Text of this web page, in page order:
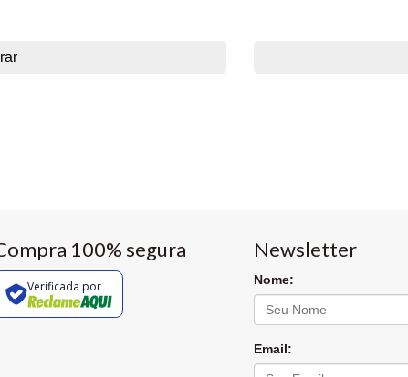
100% segura
Verificada por
Newsletter
Nome:
Email: